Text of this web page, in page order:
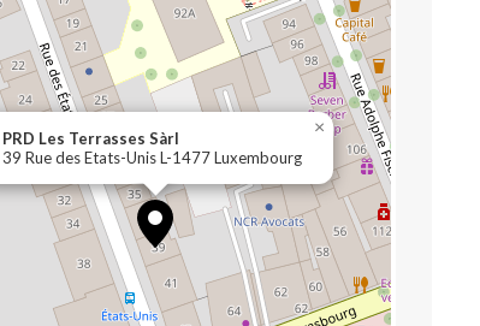
PRD Les Terrasses Sàrl
39 Rue des Etats-Unis L-1477 Luxembourg
×